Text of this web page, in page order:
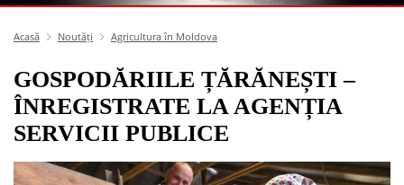
Acasă Noutăți Agricultura în Moldova
GOSPODĂRIILE ȚĂRĂNEȘTI –
ÎNREGISTRATE LA AGENȚIA
SERVICII PUBLICE